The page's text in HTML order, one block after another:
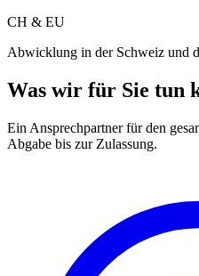
CH & EU
Abwicklung in der Schweiz und
Was wir für Sie tun
Ein Ansprechpartner für den
Abgabe bis zur Zulassung.